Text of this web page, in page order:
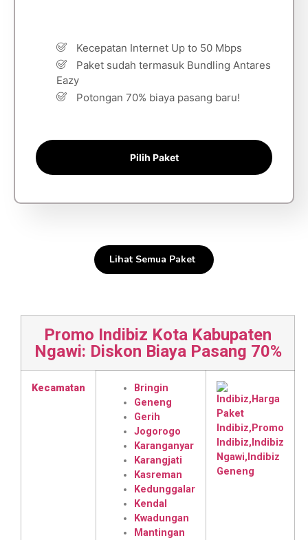
Kecepatan Internet Up to 50 Mbps
Paket sudah termasuk Bundling Antares
Eazy
Potongan 70% biaya pasang baru!
Pilih Paket
Lihat Semua Paket
Promo Indibiz Kota Kabupaten
Ngawi: Diskon Biaya Pasang 70%
Kecamatan
Bringin
Geneng
Gerih
Jogorogo
Karanganyar
Karangjati
Kasreman
Kedunggalar
Kendal
Kwadungan
Mantingan